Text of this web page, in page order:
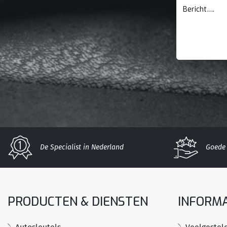
De Specialist in Nederland
PRODUCTEN & DIENSTEN